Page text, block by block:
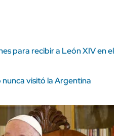
para recibir a León XIV en el
visitó la Argentina